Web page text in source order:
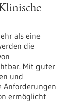
als eine
die
Mit guter
und
Anforderungen
ermöglicht